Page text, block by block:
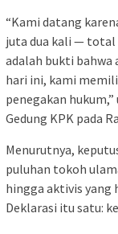
“Kami datang
juta dua kali — total
adalah bukti bahwa
hari ini, kami
penegakan
Gedung KPK pada
Menurutnya,
puluhan tokoh
hingga aktivis yang
Deklarasi itu satu: